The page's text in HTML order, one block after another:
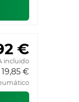
€
incluido
19,85 €